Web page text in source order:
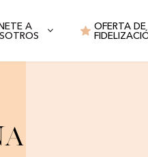
A
OFERTA DE